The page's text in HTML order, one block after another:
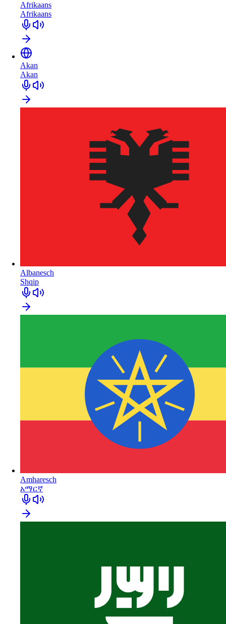
Afrikaans
Afrikaans
Akan
Akan
Albanesch
Shqip
Amharesch
አማርኛ